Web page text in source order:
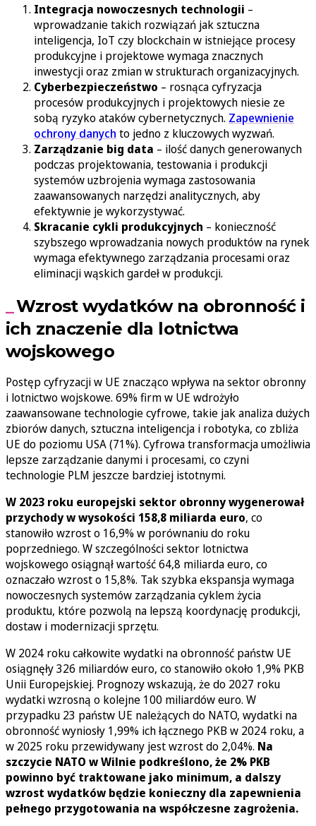
Integracja nowoczesnych technologii –
wprowadzanie takich rozwiązań jak sztuczna
inteligencja, IoT czy blockchain w istniejące procesy
produkcyjne i projektowe wymaga znacznych
inwestycji oraz zmian w strukturach organizacyjnych.
Cyberbezpieczeństwo – rosnąca cyfryzacja
procesów produkcyjnych i projektowych niesie ze
sobą ryzyko ataków cybernetycznych. Zapewnienie
ochrony danych to jedno z kluczowych wyzwań.
Zarządzanie big data – ilość danych generowanych
podczas projektowania, testowania i produkcji
systemów uzbrojenia wymaga zastosowania
zaawansowanych narzędzi analitycznych, aby
efektywnie je wykorzystywać.
Skracanie cykli produkcyjnych – konieczność
szybszego wprowadzania nowych produktów na rynek
wymaga efektywnego zarządzania procesami oraz
eliminacji wąskich gardeł w produkcji.
Wzrost wydatków na obronność i
ich znaczenie dla lotnictwa
wojskowego
Postęp cyfryzacji w UE znacząco wpływa na sektor obronny
i lotnictwo wojskowe. 69% firm w UE wdrożyło
zaawansowane technologie cyfrowe, takie jak analiza dużych
zbiorów danych, sztuczna inteligencja i robotyka, co zbliża
UE do poziomu USA (71%). Cyfrowa transformacja umożliwia
lepsze zarządzanie danymi i procesami, co czyni
technologie PLM jeszcze bardziej istotnymi.
W 2023 roku europejski sektor obronny wygenerował
przychody w wysokości 158,8 miliarda euro, co
stanowiło wzrost o 16,9% w porównaniu do roku
poprzedniego. W szczególności sektor lotnictwa
wojskowego osiągnął wartość 64,8 miliarda euro, co
oznaczało wzrost o 15,8%. Tak szybka ekspansja wymaga
nowoczesnych systemów zarządzania cyklem życia
produktu, które pozwolą na lepszą koordynację produkcji,
dostaw i modernizacji sprzętu.
W 2024 roku całkowite wydatki na obronność państw UE
osiągnęły 326 miliardów euro, co stanowiło około 1,9% PKB
Unii Europejskiej. Prognozy wskazują, że do 2027 roku
wydatki wzrosną o kolejne 100 miliardów euro. W
przypadku 23 państw UE należących do NATO, wydatki na
obronność wyniosły 1,99% ich łącznego PKB w 2024 roku, a
w 2025 roku przewidywany jest wzrost do 2,04%. Na
szczycie NATO w Wilnie podkreślono, że 2% PKB
powinno być traktowane jako minimum, a dalszy
wzrost wydatków będzie konieczny dla zapewnienia
pełnego przygotowania na współczesne zagrożenia.